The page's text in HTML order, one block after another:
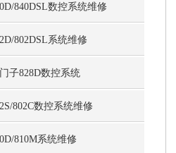
840DSL数控系统维修
802DSL系统维修
子828D数控系统
802C数控系统维修
810M系统维修